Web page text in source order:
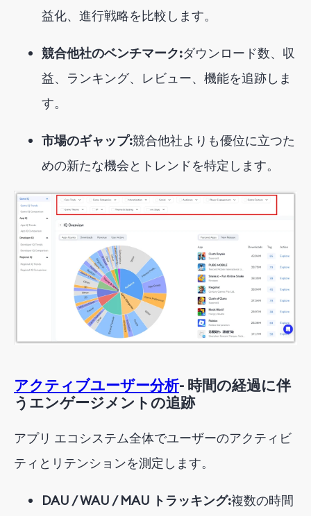
益化、進行戦略を比較します。
競合他社のベンチマーク:ダウンロード数、収
益、ランキング、レビュー、機能を追跡しま
す。
市場のギャップ:競合他社よりも優位に立つた
めの新たな機会とトレンドを特定します。
アクティブユーザー分析- 時間の経過に伴
うエンゲージメントの追跡
アプリ エコシステム全体でユーザーのアクティビ
ティとリテンションを測定します。
DAU / WAU / MAU トラッキング:複数の時間